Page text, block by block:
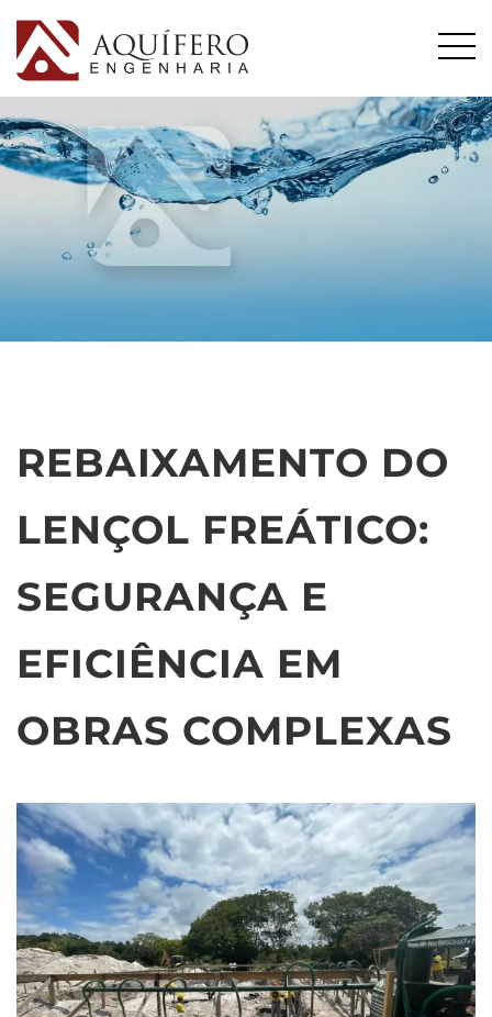
REBAIXAMENTO DO
LENÇOL FREÁTICO:
SEGURANÇA E
EFICIÊNCIA EM
OBRAS COMPLEXAS